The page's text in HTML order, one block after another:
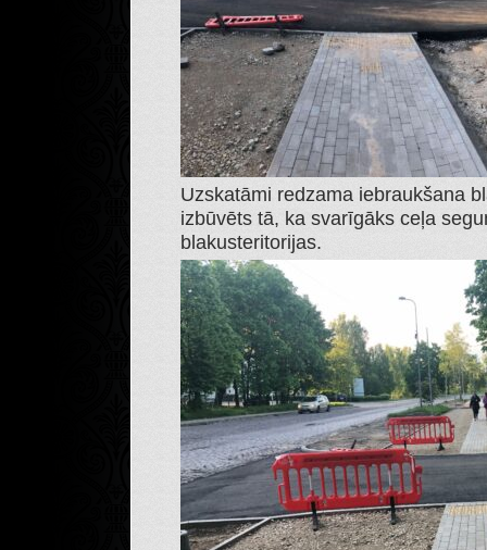
Uzskatāmi redzama iebraukšana
izbūvēts tā, ka svarīgāks ceļa
blakusteritorijas.